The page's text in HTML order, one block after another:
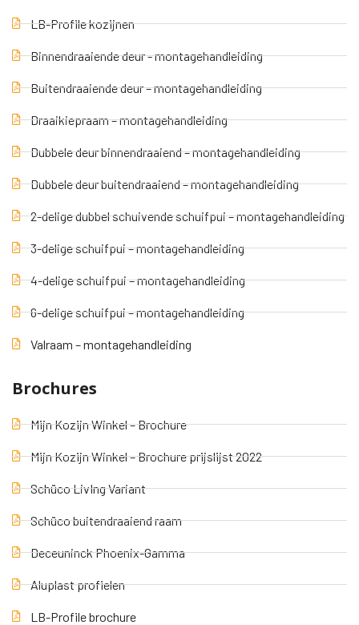
LB-Profile kozijnen
Binnendraaiende deur - montagehandleiding
Buitendraaiende deur – montagehandleiding
Draaikiepraam – montagehandleiding
Dubbele deur binnendraaiend – montagehandleiding
Dubbele deur buitendraaiend – montagehandleiding
2-delige dubbel schuivende schuifpui – montagehandleiding
3-delige schuifpui – montagehandleiding
4-delige schuifpui – montagehandleiding
6-delige schuifpui – montagehandleiding
Valraam – montagehandleiding
Brochures
Mijn Kozijn Winkel – Brochure
Mijn Kozijn Winkel – Brochure prijslijst 2022
Schüco LivIng Variant
Schüco buitendraaiend raam
Deceuninck Phoenix-Gamma
Aluplast profielen
LB-Profile brochure